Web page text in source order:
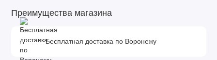
Преимущества магазина
Бесплатная доставка по Воронежу